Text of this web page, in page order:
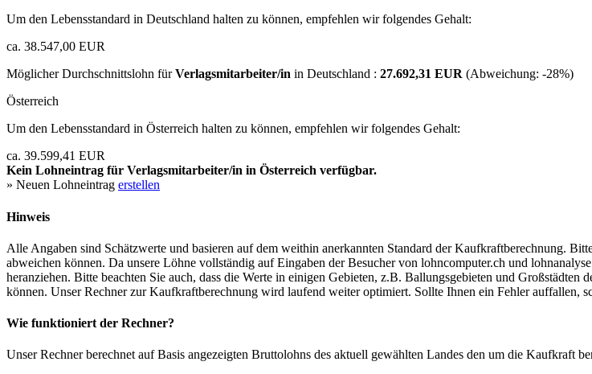
Um den Lebensstandard in Deutschland halten zu können, empfehlen wir folgendes Gehalt:
ca. 38.547,00 EUR
Möglicher Durchschnittslohn fürVerlagsmitarbeiter/in in Deutschland : 27.692,31 EUR (Abweichung: -28%)
Österreich
Um den Lebensstandard in Österreich halten zu können, empfehlen wir folgendes Gehalt:
ca. 39.599,41 EUR
Kein Lohneintrag für Verlagsmitarbeiter/in in Österreich verfügbar.
» Neuen Lohneintrag erstellen
Hinweis
Alle Angaben sind Schätzwerte und basieren auf dem weithin anerkannten Standard der Kaufkraftberechnung.
abweichen können. Da unsere Löhne vollständig auf Eingaben der Besucher von lohncomputer.ch und
heranziehen. Bitte beachten Sie auch, dass die Werte in einigen Gebieten, z.B. Ballungsgebieten und
können. Unser Rechner zur Kaufkraftberechnung wird laufend weiter optimiert. Sollte Ihnen ein Fehler auffallen,
Wie funktioniert der Rechner?
Unser Rechner berechnet auf Basis angezeigten Bruttolohns des aktuell gewählten Landes den um die Kaufkraft